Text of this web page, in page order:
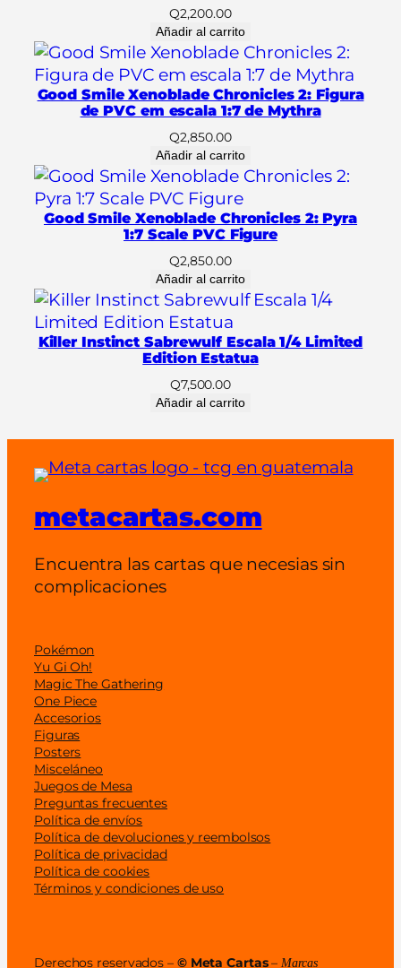
o
r
h
2
T
B
)
–
x
v
e
r
s
n
)
c
a
n
t
i
d
a
d
Q2,200.00
Añadir al carrito
Good Smile Xenoblade Chronicles 2: Figura
de PVC em escala 1:7 de Mythra
Q2,850.00
Añadir al carrito
Good Smile Xenoblade Chronicles 2: Pyra
1:7 Scale PVC Figure
Q2,850.00
Añadir al carrito
Killer Instinct Sabrewulf Escala 1/4 Limited
Edition Estatua
Q7,500.00
Añadir al carrito
metacartas.com
Encuentra las cartas que necesias sin
complicaciones
Pokémon
Yu Gi Oh!
Magic The Gathering
One Piece
Accesorios
Figuras
Posters
Misceláneo
Juegos de Mesa
Preguntas frecuentes
Política de envíos
Política de devoluciones y reembolsos
Política de privacidad
Política de cookies
Términos y condiciones de uso
Derechos reservados – © Meta Cartas– Marcas